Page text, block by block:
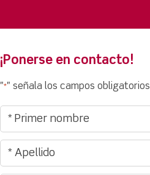
¡Ponerse en contacto!
"*" señala los campos obligatorios